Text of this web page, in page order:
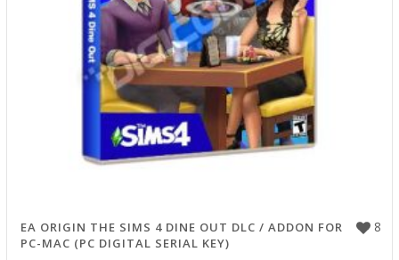
8
EA ORIGIN THE SIMS 4 DINE OUT DLC / ADDON FOR
PC-MAC (PC DIGITAL SERIAL KEY)